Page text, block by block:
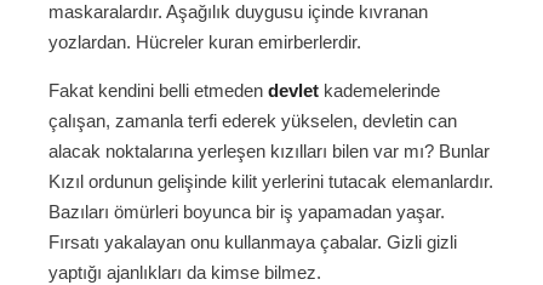
maskaralardır. Aşağılık duygusu içinde kıvranan
yozlardan. Hücreler kuran emirberlerdir.
Fakat kendini belli etmeden devlet kademelerinde
çalışan, zamanla terfi ederek yükselen, devletin can
alacak noktalarına yerleşen kızılları bilen var mı? Bunlar
Kızıl ordunun gelişinde kilit yerlerini tutacak elemanlardır.
Bazıları ömürleri boyunca bir iş yapamadan yaşar.
Fırsatı yakalayan onu kullanmaya çabalar. Gizli gizli
yaptığı ajanlıkları da kimse bilmez.